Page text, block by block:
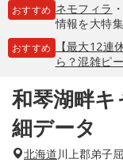
おすすめ ネモフィラ ・
情報を大特集
おすすめ
【最大12連
ら？混雑ピ
和琴湖畔
細データ
北海道川上郡弟子